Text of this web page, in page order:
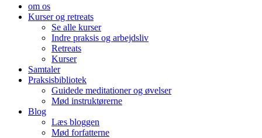
om os
Kurser og retreats
Se alle kurser
Indre praksis og arbejdsliv
Retreats
Kurser
Samtaler
Praksisbibliotek
Guidede meditationer og øvelser
Mød instruktørerne
Blog
Læs bloggen
Mød forfatterne